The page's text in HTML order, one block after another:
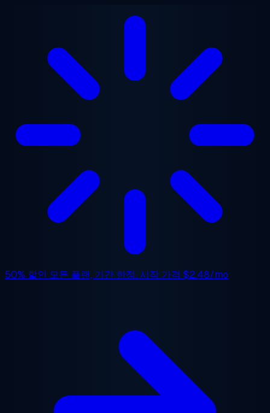
50% 할인 모든 플랜, 기간 한정. 시작 가격 $2.48/mo